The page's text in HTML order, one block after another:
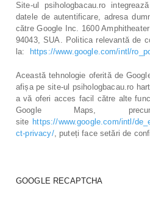
Site-ul psihologbacau.ro
datele de autentificare, adresa
către Google Inc. 1600
94043, SUA. Politica relevantă de
la:
https://www.google.com/intl/
Această tehnologie oferită de
afișa pe site-ul psihologbacau.ro
a vă oferi acces facil către alte
Google Maps,
site https://www.google.com/intl/
ct-privacy/, puteți face setări de
GOOGLE RECAPTCHA